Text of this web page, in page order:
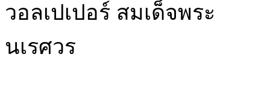
วอลเปเปอร์ สมเด็จพระ
นเรศวร